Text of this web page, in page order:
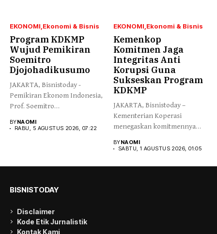
EKONOMI Ekonomi & Bisnis
Program KDKMP
Wujud Pemikiran
Soemitro
Djojohadikusumo
JAKARTA, Bisnistoday -
Pemikiran Ekonom Indonesia,
Prof. Soemitro
menegaskan kemerdekaan...
BYNAOMI
RABU, 5 AGUSTUS 2026, 07:22
EKONOMI Ekonomi & Bisnis
Kemenkop
Komitmen Jaga
Integritas Anti
Korupsi Guna
Sukseskan Program
KDKMP
JAKARTA, Bisnistoday –
Kementerian Koperasi
menegaskan komitmennya
kepercayaan publik...
BYNAOMI
SABTU, 1 AGUSTUS 2026, 01:05
BISNISTODAY
Disclaimer
Kode Etik Jurnalistik
Kontak Kami